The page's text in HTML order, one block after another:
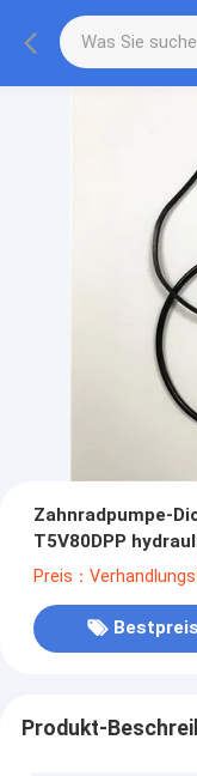
Zahnradpumpe-
T5V80DPP
Preis：
Bestpreis
Produkt-